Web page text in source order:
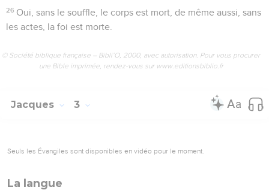
26 Oui, sans le souffle, le corps est mort, de même aussi, sans
les actes, la foi est morte.
© Société biblique française – Bibli’O, 2000, avec autorisation. Pour vous procurer
une Bible imprimée, rendez-vous sur www.editionsbiblio.fr
Jacques 3
Seuls les Évangiles sont disponibles en vidéo pour le moment.
La langue